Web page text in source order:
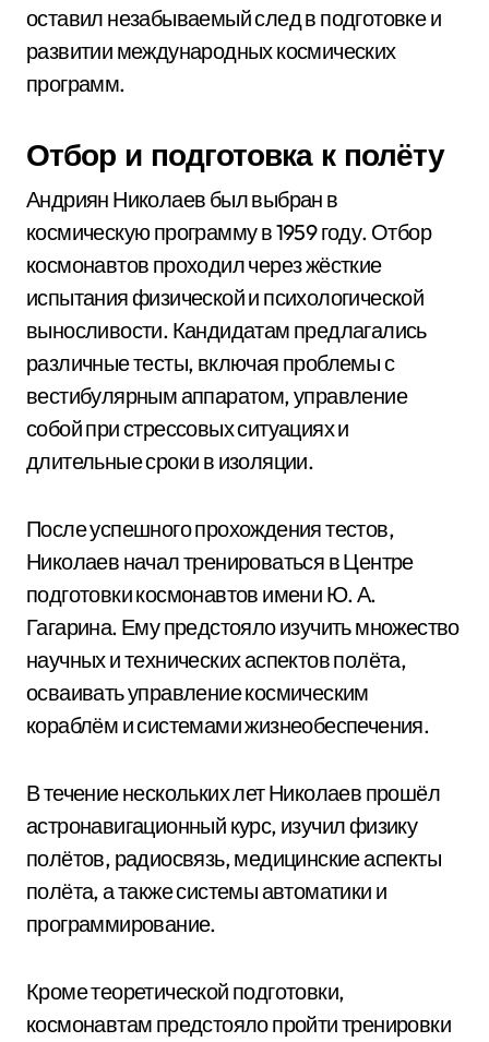
оставил незабываемый след в подготовке и
развитии международных космических
программ.
Отбор и подготовка к полёту
Андриян Николаев был выбран в
космическую программу в 1959 году. Отбор
космонавтов проходил через жёсткие
испытания физической и психологической
выносливости. Кандидатам предлагались
различные тесты, включая проблемы с
вестибулярным аппаратом, управление
собой при стрессовых ситуациях и
длительные сроки в изоляции.
После успешного прохождения тестов,
Николаев начал тренироваться в Центре
подготовки космонавтов имени Ю. А.
Гагарина. Ему предстояло изучить множество
научных и технических аспектов полёта,
осваивать управление космическим
кораблём и системами жизнеобеспечения.
В течение нескольких лет Николаев прошёл
астронавигационный курс, изучил физику
полётов, радиосвязь, медицинские аспекты
полёта, а также системы автоматики и
программирование.
Кроме теоретической подготовки,
космонавтам предстояло пройти тренировки